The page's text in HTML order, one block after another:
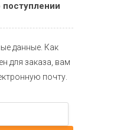
данные. Как
для заказа, вам
почту.